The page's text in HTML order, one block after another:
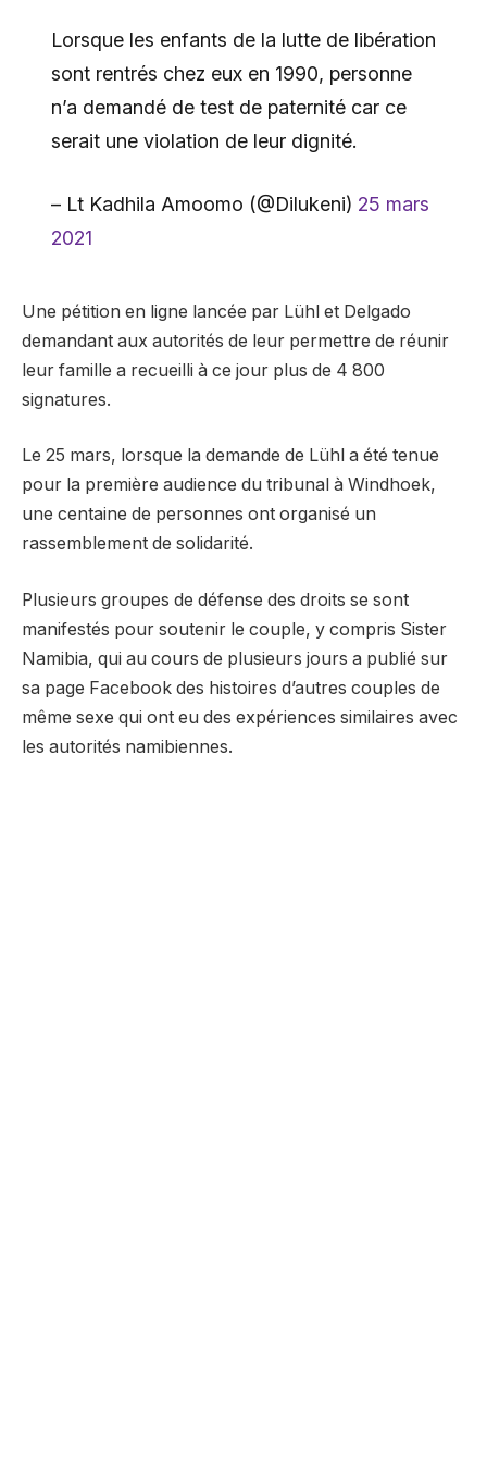
Lorsque les enfants de la lutte de libération
sont rentrés chez eux en 1990, personne
n’a demandé de test de paternité car ce
serait une violation de leur dignité.
– Lt Kadhila Amoomo (@Dilukeni) 25 mars
2021
Une pétition en ligne lancée par Lühl et Delgado
demandant aux autorités de leur permettre de réunir
leur famille a recueilli à ce jour plus de 4 800
signatures.
Le 25 mars, lorsque la demande de Lühl a été tenue
pour la première audience du tribunal à Windhoek,
une centaine de personnes ont organisé un
rassemblement de solidarité.
Plusieurs groupes de défense des droits se sont
manifestés pour soutenir le couple, y compris Sister
Namibia, qui au cours de plusieurs jours a publié sur
sa page Facebook des histoires d’autres couples de
même sexe qui ont eu des expériences similaires avec
les autorités namibiennes.